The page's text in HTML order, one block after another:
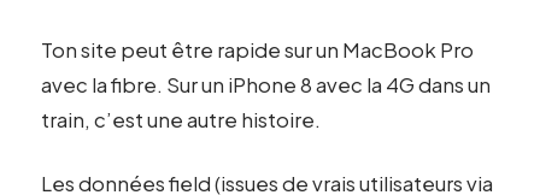
Ton site peut être rapide sur un MacBook Pro
avec la fibre. Sur un iPhone 8 avec la 4G dans un
train, c’est une autre histoire.
Les données field (issues de vrais utilisateurs via